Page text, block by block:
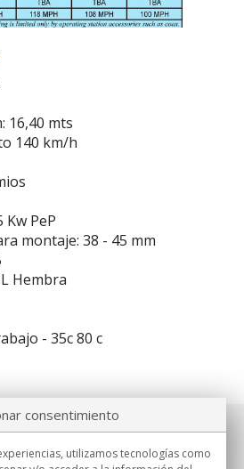
16,40 mts
140 km/h
Kw PeP
montaje: 38 - 45 mm
Hembra
- 35c 80 c
consentimiento
utilizamos tecnologías como